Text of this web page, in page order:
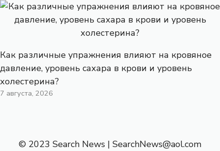
Как различные упражнения влияют на кровяное
давление, уровень сахара в крови и уровень
холестерина?
7 августа, 2026
© 2023 Search News | SearchNews@aol.com